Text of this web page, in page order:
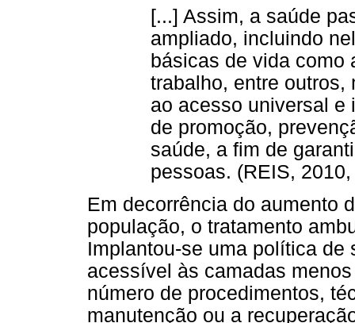
[...] Assim, a saúde
ampliado, incluindo
básicas de vida como
trabalho, entre outros,
ao acesso universal e
de promoção,
saúde, a fim de
pessoas. (REIS,
Em decorrência do aumento
população, o tratamento
Implantou-se uma política de
acessível às camadas
número de procedimentos,
manutenção ou a